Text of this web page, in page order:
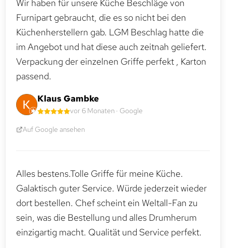
Wir haben für unsere Küche Beschläge von
Furnipart gebraucht, die es so nicht bei den
Küchenherstellern gab. LGM Beschlag hatte die
im Angebot und hat diese auch zeitnah geliefert.
Verpackung der einzelnen Griffe perfekt , Karton
passend.
Klaus Gambke
vor 6 Monaten · Google
Auf Google ansehen
Alles bestens.Tolle Griffe für meine Küche.
Galaktisch guter Service. Würde jederzeit wieder
dort bestellen. Chef scheint ein Weltall-Fan zu
sein, was die Bestellung und alles Drumherum
einzigartig macht. Qualität und Service perfekt.